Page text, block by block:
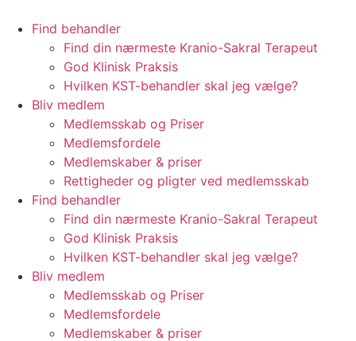
Find behandler
Find din nærmeste Kranio-Sakral Terapeut
God Klinisk Praksis
Hvilken KST-behandler skal jeg vælge?
Bliv medlem
Medlemsskab og Priser
Medlemsfordele
Medlemskaber & priser
Rettigheder og pligter ved medlemsskab
Find behandler
Find din nærmeste Kranio-Sakral Terapeut
God Klinisk Praksis
Hvilken KST-behandler skal jeg vælge?
Bliv medlem
Medlemsskab og Priser
Medlemsfordele
Medlemskaber & priser